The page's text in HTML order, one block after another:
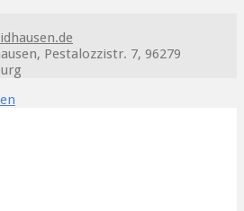
Pestalozzistr. 7, 96279